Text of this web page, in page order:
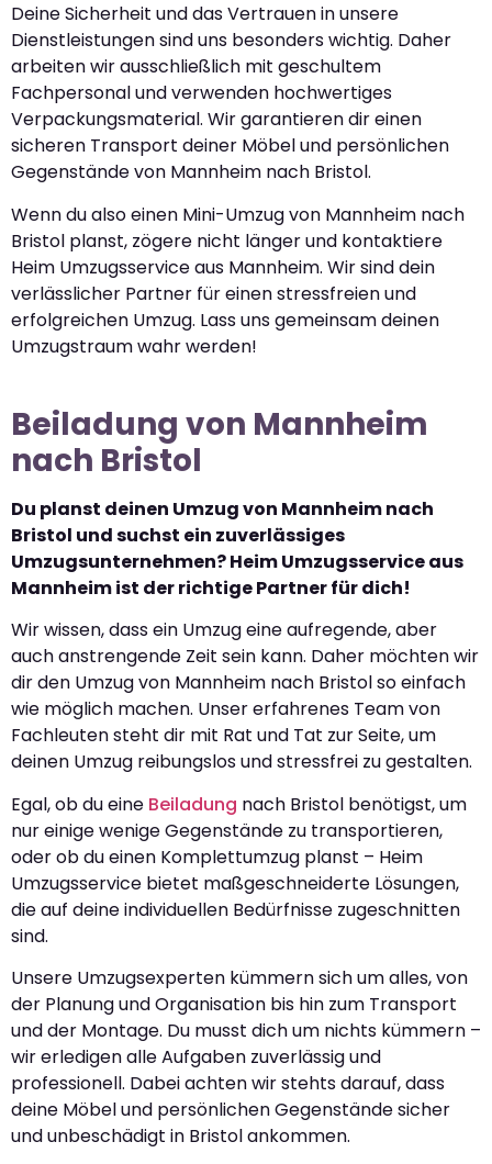
Deine Sicherheit und das Vertrauen in unsere
Dienstleistungen sind uns besonders wichtig. Daher
arbeiten wir ausschließlich mit geschultem
Fachpersonal und verwenden hochwertiges
Verpackungsmaterial. Wir garantieren dir einen
sicheren Transport deiner Möbel und persönlichen
Gegenstände von Mannheim nach Bristol.
Wenn du also einen Mini-Umzug von Mannheim nach
Bristol planst, zögere nicht länger und kontaktiere
Heim Umzugsservice aus Mannheim. Wir sind dein
verlässlicher Partner für einen stressfreien und
erfolgreichen Umzug. Lass uns gemeinsam deinen
Umzugstraum wahr werden!
Beiladung von Mannheim
nach Bristol
Du planst deinen Umzug von Mannheim nach
Bristol und suchst ein zuverlässiges
Umzugsunternehmen? Heim Umzugsservice aus
Mannheim ist der richtige Partner für dich!
Wir wissen, dass ein Umzug eine aufregende, aber
auch anstrengende Zeit sein kann. Daher möchten wir
dir den Umzug von Mannheim nach Bristol so einfach
wie möglich machen. Unser erfahrenes Team von
Fachleuten steht dir mit Rat und Tat zur Seite, um
deinen Umzug reibungslos und stressfrei zu gestalten.
Egal, ob du eine Beiladung nach Bristol benötigst, um
nur einige wenige Gegenstände zu transportieren,
oder ob du einen Komplettumzug planst – Heim
Umzugsservice bietet maßgeschneiderte Lösungen,
die auf deine individuellen Bedürfnisse zugeschnitten
sind.
Unsere Umzugsexperten kümmern sich um alles, von
der Planung und Organisation bis hin zum Transport
und der Montage. Du musst dich um nichts kümmern –
wir erledigen alle Aufgaben zuverlässig und
professionell. Dabei achten wir stehts darauf, dass
deine Möbel und persönlichen Gegenstände sicher
und unbeschädigt in Bristol ankommen.